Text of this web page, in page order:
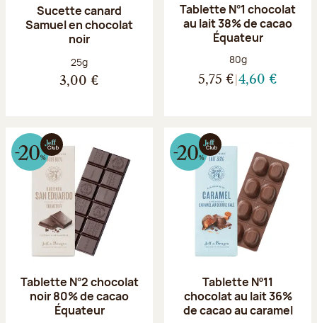
Sucette canard
Samuel en chocolat
noir
Poids net :
25g
3,00 €
Tablette N°1 chocolat
au lait 38% de cacao
Équateur
Poids net :
80g
5,75 € 4,60 €
Tablette N°2 chocolat
noir 80% de cacao
Équateur
Tablette Nº11
chocolat au lait 36%
de cacao au caramel